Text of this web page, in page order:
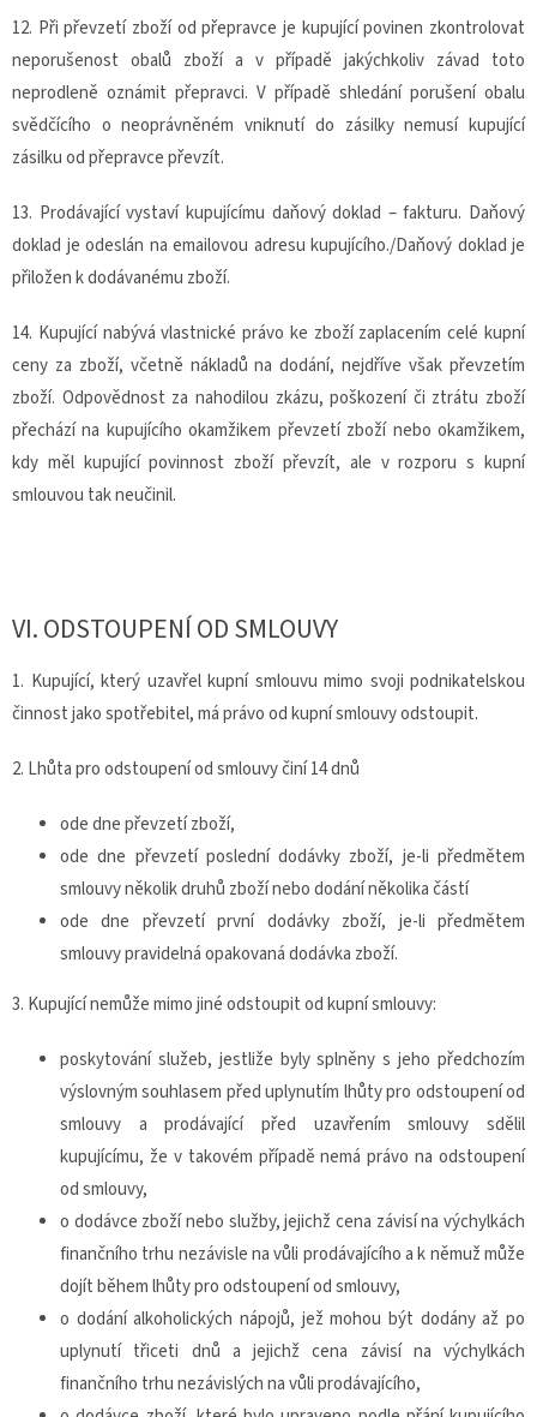
12. Při převzetí zboží od přepravce je kupující povinen zkontrolovat
neporušenost obalů zboží a v případě jakýchkoliv závad toto
neprodleně oznámit přepravci. V případě shledání porušení obalu
svědčícího o neoprávněném vniknutí do zásilky nemusí kupující
zásilku od přepravce převzít.
13. Prodávající vystaví kupujícímu daňový doklad – fakturu. Daňový
doklad je odeslán na emailovou adresu kupujícího./Daňový doklad je
přiložen k dodávanému zboží.
14. Kupující nabývá vlastnické právo ke zboží zaplacením celé kupní
ceny za zboží, včetně nákladů na dodání, nejdříve však převzetím
zboží. Odpovědnost za nahodilou zkázu, poškození či ztrátu zboží
přechází na kupujícího okamžikem převzetí zboží nebo okamžikem,
kdy měl kupující povinnost zboží převzít, ale v rozporu s kupní
smlouvou tak neučinil.
VI.ODSTOUPENÍ OD SMLOUVY
1. Kupující, který uzavřel kupní smlouvu mimo svoji podnikatelskou
činnost jako spotřebitel, má právo od kupní smlouvy odstoupit.
2. Lhůta pro odstoupení od smlouvy činí 14 dnů
ode dne převzetí zboží,
ode dne převzetí poslední dodávky zboží, je-li předmětem
smlouvy několik druhů zboží nebo dodání několika částí
ode dne převzetí první dodávky zboží, je-li předmětem
smlouvy pravidelná opakovaná dodávka zboží.
3. Kupující nemůže mimo jiné odstoupit od kupní smlouvy:
poskytování služeb, jestliže byly splněny s jeho předchozím
výslovným souhlasem před uplynutím lhůty pro odstoupení od
smlouvy a prodávající před uzavřením smlouvy sdělil
kupujícímu, že v takovém případě nemá právo na odstoupení
od smlouvy,
o dodávce zboží nebo služby, jejichž cena závisí na výchylkách
finančního trhu nezávisle na vůli prodávajícího a k němuž může
dojít během lhůty pro odstoupení od smlouvy,
o dodání alkoholických nápojů, jež mohou být dodány až po
uplynutí třiceti dnů a jejichž cena závisí na výchylkách
finančního trhu nezávislých na vůli prodávajícího,